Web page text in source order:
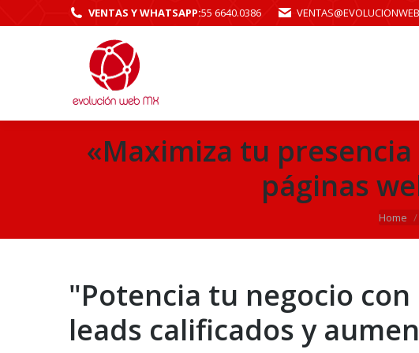
VENTAS Y WHATSAPP:55 6640.0386
«Maximiza tu
páginas
You
Home
"Potencia tu negocio
leads calificados y